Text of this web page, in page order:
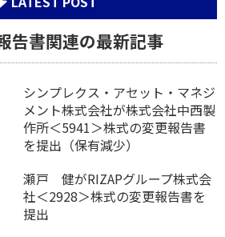
告書関連の最新記事
シンプレクス・アセット・マネジ
メント株式会社が株式会社中西製
作所＜5941＞株式の変更報告書
を提出（保有減少）
瀬戸 健がRIZAPグループ株式会
社＜2928＞株式の変更報告書を
提出